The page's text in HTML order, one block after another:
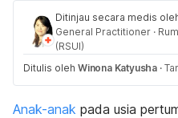
Ditinjau secara medis
General Practitioner ·
(RSUI)
Ditulis oleh Winona Katyusha ·
Anak-anak pada usia